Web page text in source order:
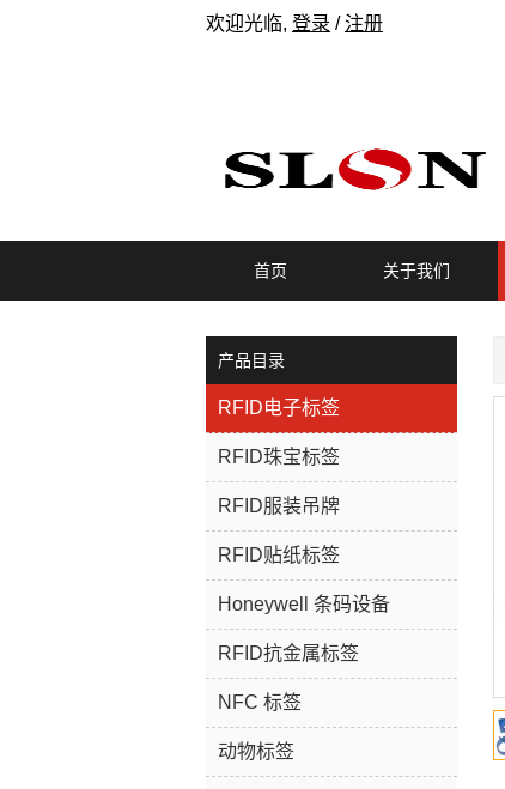
欢迎光临, 登录 / 注册
首页 关于我们
产品目录
RFID电子标签
RFID珠宝标签
RFID服装吊牌
RFID贴纸标签
Honeywell 条码设备
RFID抗金属标签
NFC 标签
动物标签